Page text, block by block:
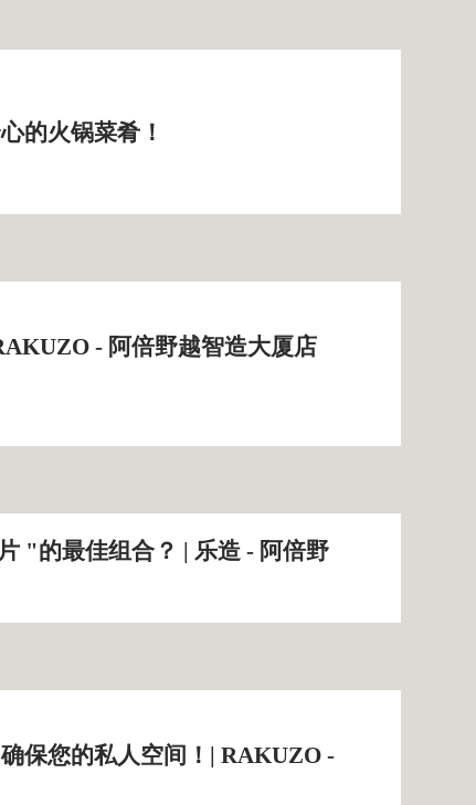
的火锅菜肴！
- 阿倍野越智造大厦店
"的最佳组合？ | 乐造 - 阿倍野
保您的私人空间！| RAKUZO -